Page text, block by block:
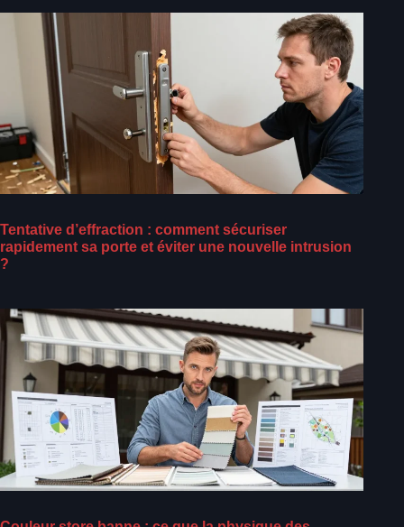
Tentative d’effraction : comment sécuriser
rapidement sa porte et éviter une nouvelle intrusion
?